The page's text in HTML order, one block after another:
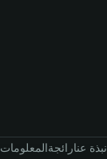
المعلوماترائجةنبذة عنا